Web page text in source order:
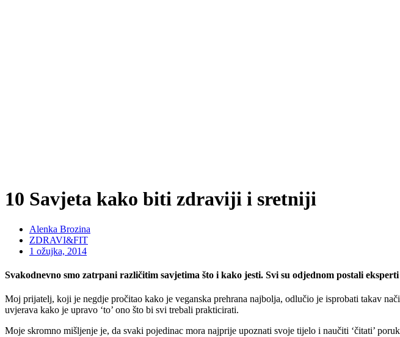
10 Savjeta kako biti zdraviji i sretniji
Alenka Brozina
ZDRAVI&FIT
1 ožujka, 2014
Svakodnevno smo zatrpani različitim savjetima što i kako jesti. Svi su odjednom postali
Moj prijatelj, koji je negdje pročitao kako je veganska prehrana najbolja, odlučio je isprobati takav
uvjerava kako je upravo ‘to’ ono što bi svi trebali prakticirati.
Moje skromno mišljenje je, da svaki pojedinac mora najprije upoznati svoje tijelo i naučiti ‘čitati’